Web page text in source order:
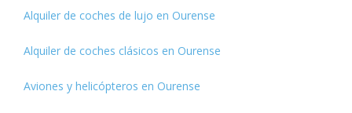
Alquiler de coches de lujo en Ourense
Alquiler de coches clásicos en Ourense
Aviones y helicópteros en Ourense